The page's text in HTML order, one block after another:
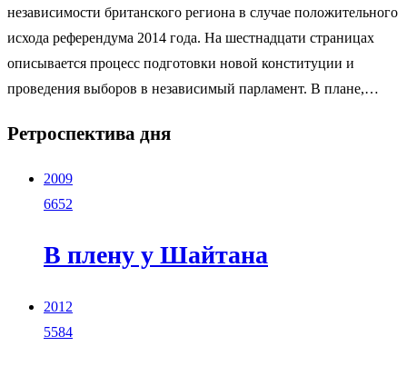
независимости британского региона в случае положительного
исхода референдума 2014 года. На шестнадцати страницах
описывается процесс подготовки новой конституции и
проведения выборов в независимый парламент. В плане,…
Ретроспектива дня
2009
6652
В плену у Шайтана
2012
5584